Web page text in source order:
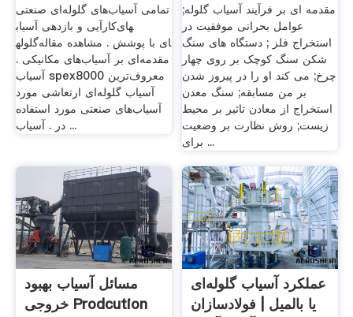
تمامی آسیاب‌های گلوله‌ای صنعتی
کارآیی و بازدهی آسیاب‎های
گلوله‎ای با پوشش . مشاهده مقاله
مقدمه‌ای بر آسیاب‌های مکانیکی .
آسیاب spex8000 معروف‌ترین
آسیاب گلوله‌ای ارتعاشی مورد
آسیاب‌های صنعتی مورد استفاده
در . آسیاب ...
مقدمه ای بر فرآیند آسیاب گلوله;
عوامل بحرانی موفقیت در
استخراج فلز ; دستگاه های سنگ
شکن سنگ کوچک بر روی چهار
چرخ; می کند او را در پیروز شدن
بر من مسابقه; سنگ معدن
استخراج از معادن تاثیر بر محیط
زیست; روش نظارت بر وضعیت
برای ...
مسائل آسیاب بهبود
خروجی Prodcution
عملکرد آسیاب گلوله‌ای
یا بالمیل | فولادسازان